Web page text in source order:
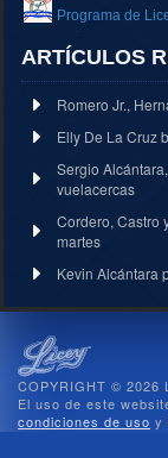
Programa de
ARTÍCULOS
Romero Jr.,
Elly De La Cruz
Sergio
vuelacercas
Cordero, Castro
martes
Kevin Alcántara
COPYRIGHT © 2026
El uso de este
condiciones de uso y